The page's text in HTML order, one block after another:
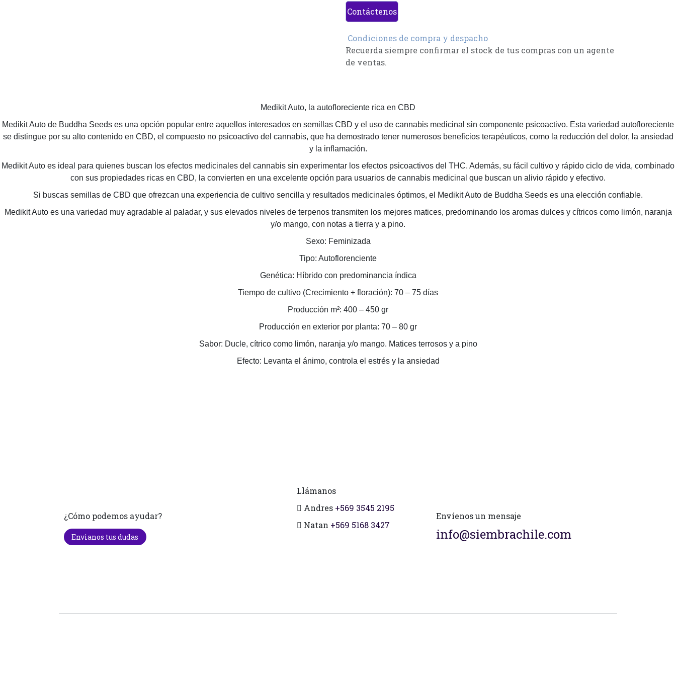
Contáctenos
Condiciones de compra y despacho
Recuerda siempre confirmar el stock de tus compras con un agente
de ventas.
Medikit Auto, la autofloreciente rica en CBD
Medikit Auto de Buddha Seeds es una opción popular entre aquellos interesados en semillas CBD y el uso de cannabis medicinal sin componente psicoactivo. Esta variedad autofloreciente
se distingue por su alto contenido en CBD, el compuesto no psicoactivo del cannabis, que ha demostrado tener numerosos beneficios terapéuticos, como la reducción del dolor, la ansiedad
y la inflamación.
Medikit Auto es ideal para quienes buscan los efectos medicinales del cannabis sin experimentar los efectos psicoactivos del THC. Además, su fácil cultivo y rápido ciclo de vida, combinado
con sus propiedades ricas en CBD, la convierten en una excelente opción para usuarios de cannabis medicinal que buscan un alivio rápido y efectivo.
Si buscas semillas de CBD que ofrezcan una experiencia de cultivo sencilla y resultados medicinales óptimos, el Medikit Auto de Buddha Seeds es una elección confiable.
Medikit Auto es una variedad muy agradable al paladar, y sus elevados niveles de terpenos transmiten los mejores matices, predominando los aromas dulces y cítricos como limón, naranja
y/o mango, con notas a tierra y a pino.
Sexo: Feminizada
Tipo: Autoflorenciente
Genética: Híbrido con predominancia índica
Tiempo de cultivo (Crecimiento + floración): 70 – 75 días
Producción m²: 400 – 450 gr
Producción en exterior por planta: 70 – 80 gr
Sabor: Ducle, cítrico como limón, naranja y/o mango. Matices terrosos y a pino
Efecto: Levanta el ánimo, controla el estrés y la ansiedad
¿Cómo podemos ayudar?
Envianos tus dudas
Llámanos
Andres +569 3545 2195
Natan +569 5168 3427
Envíenos un mensaje
info@siembrachile.com